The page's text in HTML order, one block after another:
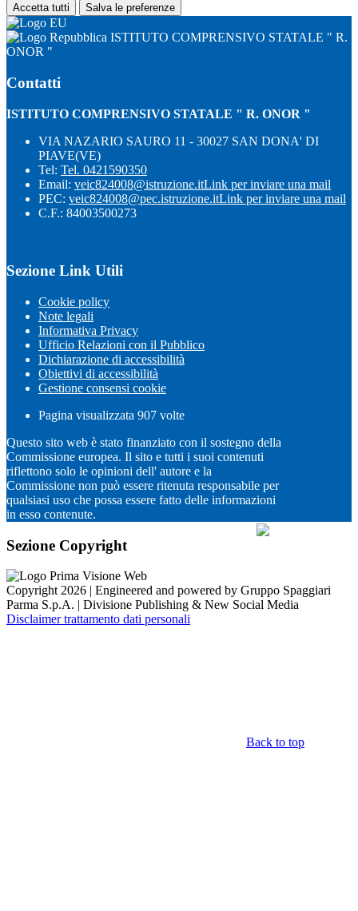
Accetta tutti Salva le preferenze
ISTITUTO COMPRENSIVO STATALE " R.
ONOR "
Contatti
ISTITUTO COMPRENSIVO STATALE " R. ONOR "
VIA NAZARIO SAURO 11 - 30027 SAN DONA' DI
PIAVE(VE)
Tel: Tel. 0421590350
Email: veic824008@istruzione.itLink per inviare una mail
PEC: veic824008@pec.istruzione.itLink per inviare una mail
C.F.: 84003500273
Sezione Link Utili
Cookie policy
Note legali
Informativa Privacy
Ufficio Relazioni con il Pubblico
Dichiarazione di accessibilità
Obiettivi di accessibilità
Gestione consensi cookie
Pagina visualizzata 907 volte
Questo sito web è stato finanziato con il sostegno della
Commissione europea. Il sito e tutti i suoi contenuti
riflettono solo le opinioni dell' autore e la
Commissione non può essere ritenuta responsabile per
qualsiasi uso che possa essere fatto delle informazioni
in esso contenute.
Sezione Copyright
Copyright 2026 | Engineered and powered by Gruppo Spaggiari
Parma S.p.A. | Divisione Publishing & New Social Media
Disclaimer trattamento dati personali
Back to top